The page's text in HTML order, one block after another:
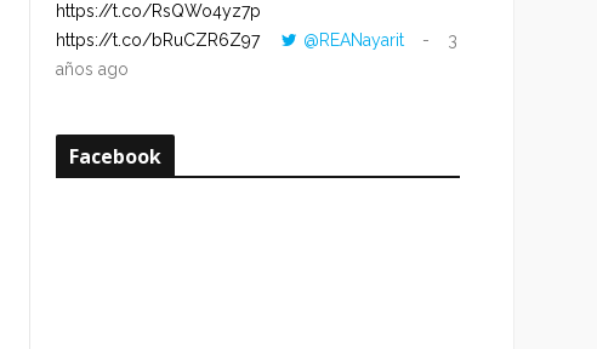
https://t.co/RsQWo4yz7p
https://t.co/bRuCZR6Z97
@REANayarit
3
años ago
Facebook